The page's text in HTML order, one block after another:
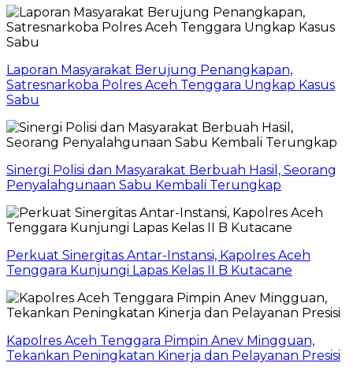
Laporan Masyarakat Berujung Penangkapan,
Satresnarkoba Polres Aceh Tenggara Ungkap Kasus
Sabu
Sinergi Polisi dan Masyarakat Berbuah Hasil, Seorang
Penyalahgunaan Sabu Kembali Terungkap
Perkuat Sinergitas Antar-Instansi, Kapolres Aceh
Tenggara Kunjungi Lapas Kelas II B Kutacane
Kapolres Aceh Tenggara Pimpin Anev Mingguan,
Tekankan Peningkatan Kinerja dan Pelayanan Presisi